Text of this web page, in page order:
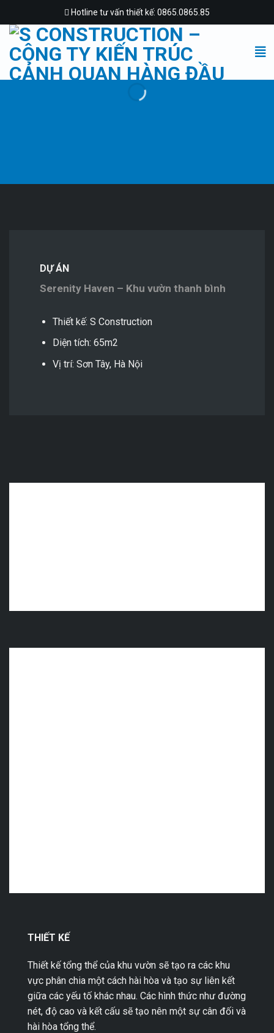
to
content
Hotline tư vấn thiết kế: 0865.0865.85
DỰ ÁN
Serenity Haven – Khu vườn thanh bình
Thiết kế: S Construction
Diện tích: 65m2
Vị trí: Sơn Tây, Hà Nội
THIẾT KẾ
Thiết kế tổng thể của khu vườn sẽ tạo ra các khu
vực phân chia một cách hài hòa và tạo sự liên kết
giữa các yếu tố khác nhau. Các hình thức như đường
nét, độ cao và kết cấu sẽ tạo nên một sự cân đối và
hài hòa tổng thể.